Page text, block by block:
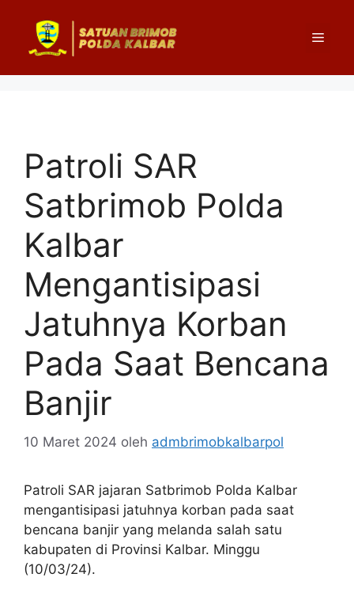
Menu
Patroli SAR
Satbrimob Polda
Kalbar
Mengantisipasi
Jatuhnya Korban
Pada Saat Bencana
Banjir
10 Maret 2024 oleh admbrimobkalbarpol
Patroli SAR jajaran Satbrimob Polda Kalbar
mengantisipasi jatuhnya korban pada saat
bencana banjir yang melanda salah satu
kabupaten di Provinsi Kalbar. Minggu
(10/03/24).